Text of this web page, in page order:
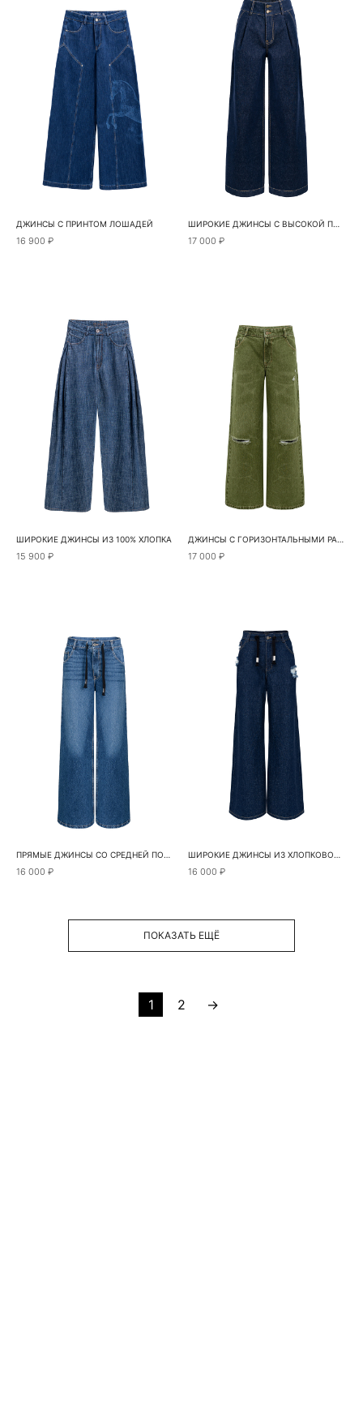
ДЖИНСЫ С ПРИНТОМ ЛОШАДЕЙ
16 900 ₽
ШИРОКИЕ ДЖИНСЫ С ВЫСОКОЙ ПОСАДКОЙ
17 000 ₽
ШИРОКИЕ ДЖИНСЫ ИЗ 100% ХЛОПКА
15 900 ₽
ДЖИНСЫ С ГОРИЗОНТАЛЬНЫМИ РАЗРЕЗАМИ
17 000 ₽
ПРЯМЫЕ ДЖИНСЫ СО СРЕДНЕЙ ПОСАДКОЙ
16 000 ₽
ШИРОКИЕ ДЖИНСЫ ИЗ ХЛОПКОВОЙ ТКАНИ С ДОБАВЛЕНИЕМ КОНОПЛИ
16 000 ₽
ПОКАЗАТЬ ЕЩЁ
1 2 →